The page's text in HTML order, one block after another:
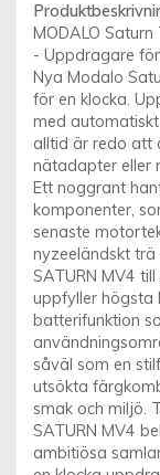
MODALO
- Uppdragare
Nya Modalo
för en klocka.
med
alltid är redo att
nätadapter eller
Ett noggrant
komponenter,
senaste
nyzeeländskt trä
SATURN MV4
uppfyller högsta
batterifunktion
såväl som en
utsökta
smak och miljö.
SATURN MV4
ambitiösa